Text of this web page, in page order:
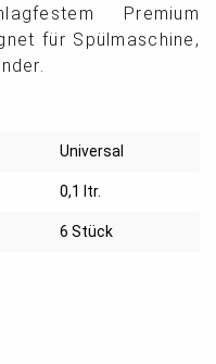
Premium
für Spülmaschine,
Universal
0,1 ltr.
6 Stück